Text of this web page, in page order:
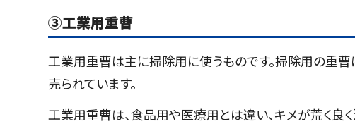
③工業用重曹
工業用重曹は主に掃除用に使うものです。掃除用の重曹
売られています。
工業用重曹は、食品用や医療用とは違い、キメが荒く